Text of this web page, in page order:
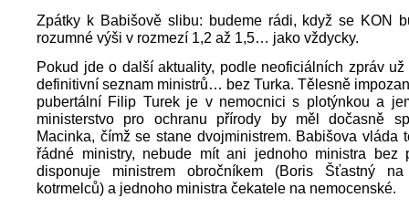
Zpátky k Babišově slibu: budeme rádi, když se KON
rozumné výši v rozmezí 1,2 až 1,5… jako vždycky.
Pokud jde o další aktuality, podle neoficiálních zpráv
definitivní seznam ministrů… bez Turka. Tělesně
pubertální Filip Turek je v nemocnici s plotýnkou a
ministerstvo pro ochranu přírody by měl dočasně
Macinka, čímž se stane dvojministrem. Babišova vláda
řádné ministry, nebude mít ani jednoho ministra bez
disponuje ministrem obročníkem (Boris Šťastný na
kotrmelců) a jednoho ministra čekatele na nemocenské.